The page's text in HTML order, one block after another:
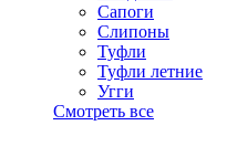
Сапоги
Слипоны
Туфли
Туфли летние
Угги
Смотреть все